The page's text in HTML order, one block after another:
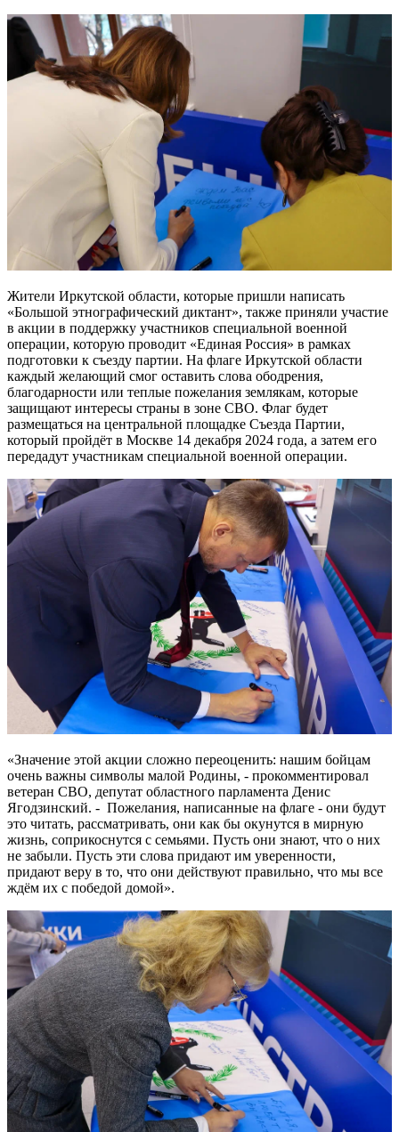
Жители Иркутской области, которые пришли написать
«Большой этнографический диктант», также приняли участие
в акции в поддержку участников специальной военной
операции, которую проводит «Единая Россия» в рамках
подготовки к съезду партии. На флаге Иркутской области
каждый желающий смог оставить слова ободрения,
благодарности или теплые пожелания землякам, которые
защищают интересы страны в зоне СВО. Флаг будет
размещаться на центральной площадке Съезда Партии,
который пройдёт в Москве 14 декабря 2024 года, а затем его
передадут участникам специальной военной операции.
«Значение этой акции сложно переоценить: нашим бойцам
очень важны символы малой Родины, - прокомментировал
ветеран СВО, депутат областного парламента Денис
Ягодзинский. - Пожелания, написанные на флаге - они будут
это читать, рассматривать, они как бы окунутся в мирную
жизнь, соприкоснутся с семьями. Пусть они знают, что о них
не забыли. Пусть эти слова придают им уверенности,
придают веру в то, что они действуют правильно, что мы все
ждём их с победой домой».